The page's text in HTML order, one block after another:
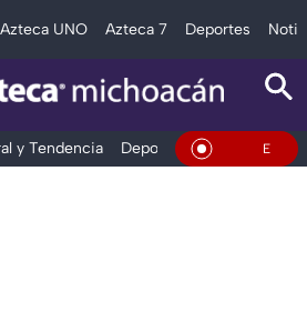
Azteca UNO Azteca 7 Deportes
y Tendencia Deportes Espectáculos
En Vivo